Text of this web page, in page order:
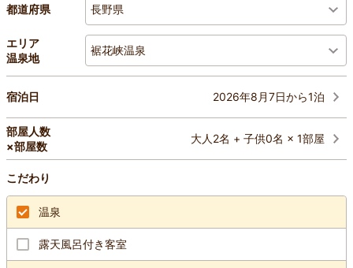
都道府県 長野県
エリア
温泉地
裾花峡温泉
宿泊日 2026年8月7日から1泊
部屋人数
×部屋数
大人2名 + 子供0名 × 1部屋
こだわり
温泉
露天風呂付き客室